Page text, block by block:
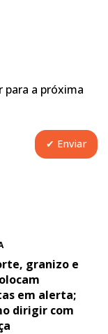
para a próxima
granizo e
em alerta;
dirigir com